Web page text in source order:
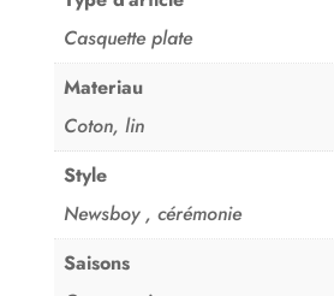
Casquette plate
Materiau
Coton, lin
Style
Newsboy , cérémonie
Saisons